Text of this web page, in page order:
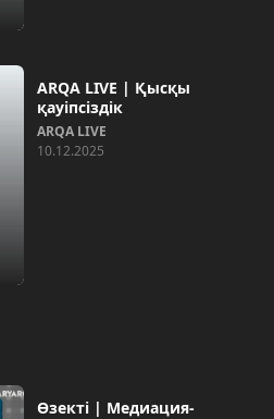
ARQA LIVE | Қысқы
қауіпсіздік
ARQA LIVE
10.12.2025
Өзекті | Медиация-